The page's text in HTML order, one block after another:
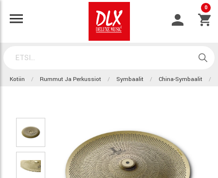
0
Kotiin Rummut Ja Perkussiot Symbaalit China-Symbaalit